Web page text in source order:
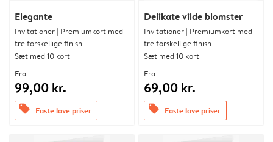
Elegante
Invitationer | Premiumkort med
tre forskellige finish
Sæt med 10 kort
Fra
99,00 kr.
offers Faste lave priser
Delikate vilde blomster
Invitationer | Premiumkort med
tre forskellige finish
Sæt med 10 kort
Fra
69,00 kr.
offers Faste lave priser